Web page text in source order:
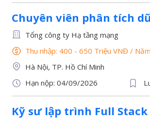
Chuyên viên phân tích
Tổng công ty Hạ tầng mạng
Thu nhập: 400 - 650 Triệu VNĐ/ Năm
Hà Nội, TP. Hồ Chí Minh
Hạn nộp: 04/09/2026
Kỹ sư lập trình Full Stack